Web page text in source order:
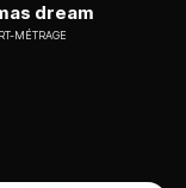
dream
MÉTRAGE